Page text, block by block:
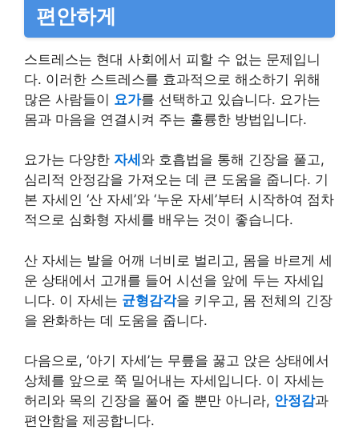
편안하게
스트레스는 현대 사회에서 피할 수 없는 문제입니
다. 이러한 스트레스를 효과적으로 해소하기 위해
많은 사람들이 요가를 선택하고 있습니다. 요가는
몸과 마음을 연결시켜 주는 훌륭한 방법입니다.
요가는 다양한 자세 와 호흡법을 통해 긴장을 풀고,
심리적 안정감을 가져오는 데 큰 도움을 줍니다. 기
본 자세인 ‘산 자세’와 ‘누운 자세’부터 시작하여 점차
적으로 심화형 자세를 배우는 것이 좋습니다.
산 자세는 발을 어깨 너비로 벌리고, 몸을 바르게 세
운 상태에서 고개를 들어 시선을 앞에 두는 자세입
니다. 이 자세는 균형감각을 키우고, 몸 전체의 긴장
을 완화하는 데 도움을 줍니다.
다음으로, ‘아기 자세’는 무릎을 꿇고 앉은 상태에서
상체를 앞으로 쭉 밀어내는 자세입니다. 이 자세는
허리와 목의 긴장을 풀어 줄 뿐만 아니라, 안정감과
편안함을 제공합니다.